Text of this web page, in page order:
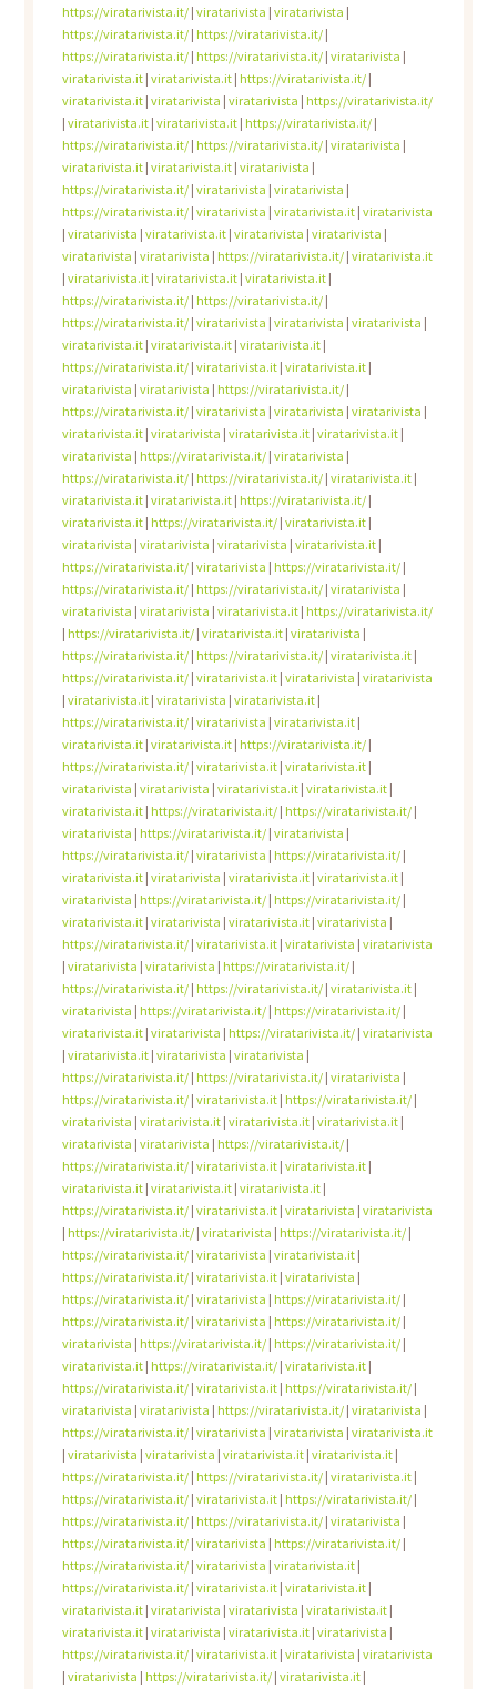
https://viratarivista.it/| viratarivista | viratarivista |
https://viratarivista.it/| https://viratarivista.it/|
https://viratarivista.it/| https://viratarivista.it/| viratarivista |
viratarivista.it| viratarivista.it| https://viratarivista.it/|
viratarivista.it| viratarivista | viratarivista | https://viratarivista.it/
| viratarivista.it| viratarivista.it| https://viratarivista.it/|
https://viratarivista.it/| https://viratarivista.it/| viratarivista |
viratarivista.it| viratarivista.it| viratarivista |
https://viratarivista.it/| viratarivista | viratarivista |
https://viratarivista.it/| viratarivista | viratarivista.it| viratarivista
| viratarivista | viratarivista.it| viratarivista | viratarivista |
viratarivista | viratarivista | https://viratarivista.it/| viratarivista.it
| viratarivista.it| viratarivista.it| viratarivista.it|
https://viratarivista.it/| https://viratarivista.it/|
https://viratarivista.it/| viratarivista | viratarivista | viratarivista |
viratarivista.it| viratarivista.it| viratarivista.it|
https://viratarivista.it/| viratarivista.it| viratarivista.it|
viratarivista | viratarivista | https://viratarivista.it/|
https://viratarivista.it/| viratarivista | viratarivista | viratarivista |
viratarivista.it| viratarivista | viratarivista.it| viratarivista.it|
viratarivista | https://viratarivista.it/| viratarivista |
https://viratarivista.it/| https://viratarivista.it/| viratarivista.it|
viratarivista.it| viratarivista.it| https://viratarivista.it/|
viratarivista.it| https://viratarivista.it/| viratarivista.it|
viratarivista | viratarivista | viratarivista | viratarivista.it|
https://viratarivista.it/| viratarivista | https://viratarivista.it/|
https://viratarivista.it/| https://viratarivista.it/| viratarivista |
viratarivista | viratarivista | viratarivista.it| https://viratarivista.it/
| https://viratarivista.it/| viratarivista.it| viratarivista |
https://viratarivista.it/| https://viratarivista.it/| viratarivista.it|
https://viratarivista.it/| viratarivista.it| viratarivista | viratarivista
| viratarivista.it| viratarivista | viratarivista.it|
https://viratarivista.it/| viratarivista | viratarivista.it|
viratarivista.it| viratarivista.it| https://viratarivista.it/|
https://viratarivista.it/| viratarivista.it| viratarivista.it|
viratarivista | viratarivista | viratarivista.it| viratarivista.it|
viratarivista.it| https://viratarivista.it/| https://viratarivista.it/|
viratarivista | https://viratarivista.it/| viratarivista |
https://viratarivista.it/| viratarivista | https://viratarivista.it/|
viratarivista.it| viratarivista | viratarivista.it| viratarivista.it|
viratarivista | https://viratarivista.it/| https://viratarivista.it/|
viratarivista.it| viratarivista | viratarivista.it| viratarivista |
https://viratarivista.it/| viratarivista.it| viratarivista | viratarivista
| viratarivista | viratarivista | https://viratarivista.it/|
https://viratarivista.it/| https://viratarivista.it/| viratarivista.it|
viratarivista | https://viratarivista.it/| https://viratarivista.it/|
viratarivista.it| viratarivista | https://viratarivista.it/| viratarivista
| viratarivista.it| viratarivista | viratarivista |
https://viratarivista.it/| https://viratarivista.it/| viratarivista |
https://viratarivista.it/| viratarivista.it| https://viratarivista.it/|
viratarivista | viratarivista.it| viratarivista.it| viratarivista.it|
viratarivista | viratarivista | https://viratarivista.it/|
https://viratarivista.it/| viratarivista.it| viratarivista.it|
viratarivista.it| viratarivista.it| viratarivista.it|
https://viratarivista.it/| viratarivista.it| viratarivista | viratarivista
| https://viratarivista.it/| viratarivista | https://viratarivista.it/|
https://viratarivista.it/| viratarivista | viratarivista.it|
https://viratarivista.it/| viratarivista.it| viratarivista |
https://viratarivista.it/| viratarivista | https://viratarivista.it/|
https://viratarivista.it/| viratarivista | https://viratarivista.it/|
viratarivista | https://viratarivista.it/| https://viratarivista.it/|
viratarivista.it| https://viratarivista.it/| viratarivista.it|
https://viratarivista.it/| viratarivista.it| https://viratarivista.it/|
viratarivista | viratarivista | https://viratarivista.it/| viratarivista |
https://viratarivista.it/| viratarivista | viratarivista | viratarivista.it
| viratarivista | viratarivista | viratarivista.it| viratarivista.it|
https://viratarivista.it/| https://viratarivista.it/| viratarivista.it|
https://viratarivista.it/| viratarivista.it| https://viratarivista.it/|
https://viratarivista.it/| https://viratarivista.it/| viratarivista |
https://viratarivista.it/| viratarivista | https://viratarivista.it/|
https://viratarivista.it/| viratarivista | viratarivista.it|
https://viratarivista.it/| viratarivista.it| viratarivista.it|
viratarivista.it| viratarivista | viratarivista | viratarivista.it|
viratarivista.it| viratarivista | viratarivista.it| viratarivista |
https://viratarivista.it/| viratarivista.it| viratarivista | viratarivista
| viratarivista | https://viratarivista.it/| viratarivista.it|